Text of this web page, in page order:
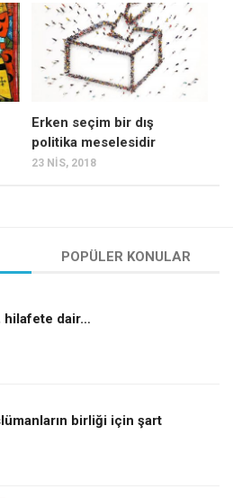
Erken seçim bir dış
politika meselesidir
23 NIS, 2018
POPÜLER KONULAR
hilafete dair…
birliği için şart